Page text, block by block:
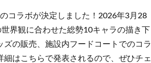
コラボが決定しました！2026年3月28
界観に合わせた総勢10キャラの描き下
の販売、施設内フードコートでのコラ
はこちらで発表されるので、ぜひチェ